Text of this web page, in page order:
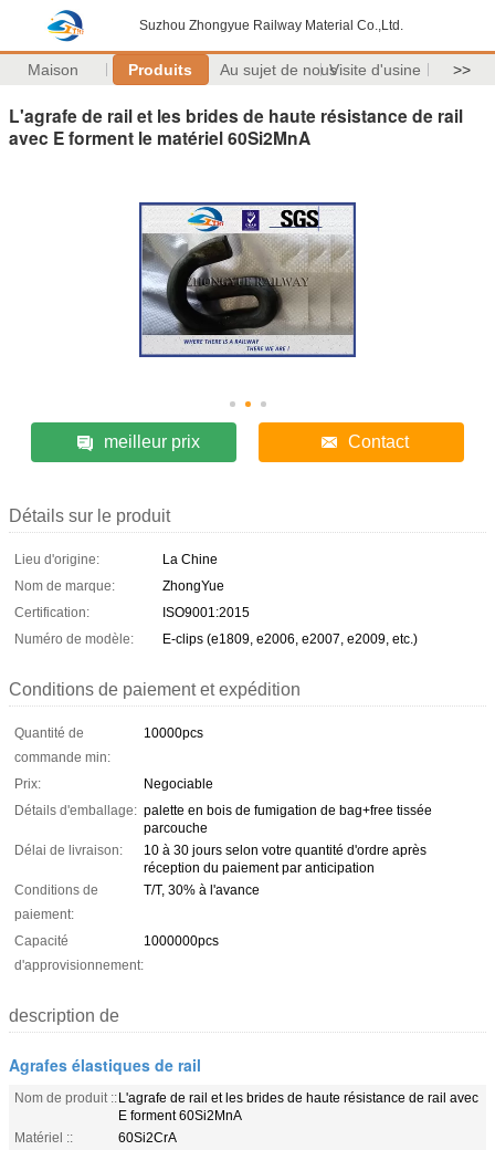
Suzhou Zhongyue Railway Material Co.,Ltd.
Maison Produits Au sujet de nousVisite d'usine >>
L'agrafe de rail et les brides de haute résistance de rail
avec E forment le matériel 60Si2MnA
meilleur prix Contact
Détails sur le produit
Lieu d'origine:
La Chine
Nom de marque:
ZhongYue
Certification:
ISO9001:2015
Numéro de modèle:
E-clips (e1809, e2006, e2007, e2009, etc.)
Conditions de paiement et expédition
Quantité de
commande min:
10000pcs
Prix:
Negociable
Détails d'emballage: palette en bois de fumigation de bag+free tissée
parcouche
Délai de livraison:
10 à 30 jours selon votre quantité d'ordre après
réception du paiement par anticipation
Conditions de
paiement:
T/T, 30% à l'avance
Capacité
d'approvisionnement:
1000000pcs
description de
Agrafes élastiques de rail
Nom de produit ::L'agrafe de rail et les brides de haute résistance de rail avec
E forment 60Si2MnA
Matériel ::
60Si2CrA